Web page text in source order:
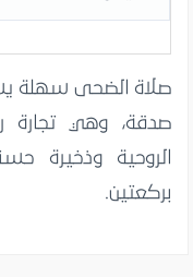
صلاة الضحى سهلة
صدقة، وهي تجارة
الروحية وذخيرة
بركعتين.